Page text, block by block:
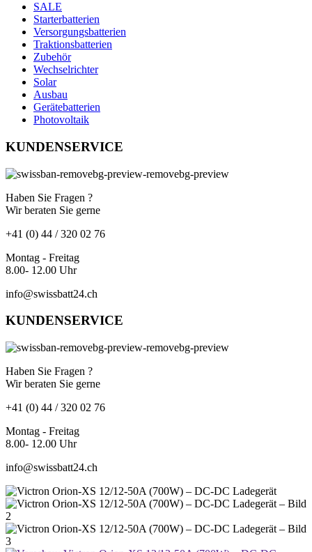
SALE
Starterbatterien
Versorgungsbatterien
Traktionsbatterien
Zubehör
Wechselrichter
Solar
Ausbau
Gerätebatterien
Photovoltaik
KUNDENSERVICE
Haben Sie Fragen ?
Wir beraten Sie gerne
+41 (0) 44 / 320 02 76
Montag - Freitag
8.00- 12.00 Uhr
info@swissbatt24.ch
KUNDENSERVICE
Haben Sie Fragen ?
Wir beraten Sie gerne
+41 (0) 44 / 320 02 76
Montag - Freitag
8.00- 12.00 Uhr
info@swissbatt24.ch